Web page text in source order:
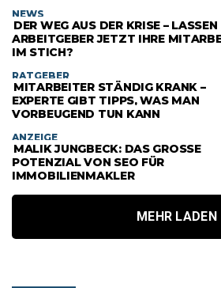
NEWS
DER WEG AUS DER KRISE – LASSEN
ARBEITGEBER JETZT IHRE
IM STICH?
RATGEBER
MITARBEITER STÄNDIG KRANK –
EXPERTE GIBT TIPPS, WAS MAN
VORBEUGEND TUN KANN
ANZEIGE
MALIK JUNGBECK: DAS GROSSE P
OTENZIAL VON SEO FÜR I
MMOBILIENMAKLER
MEHR LADEN